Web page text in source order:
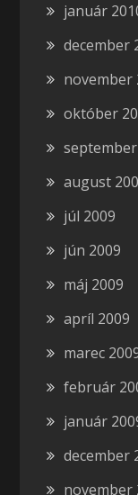
január
december
november
október
august
júl 2009
jún 2009
máj 2009
apríl 2009
marec
február
január
december
november